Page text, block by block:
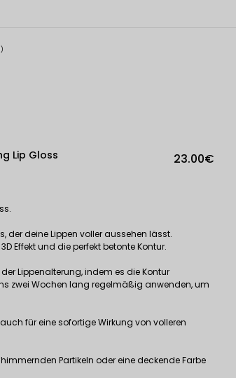
Lip Gloss 23.00€
der deine Lippen voller aussehen lässt.
Effekt und die perfekt betonte Kontur.
Lippenalterung, indem es die Kontur
zwei Wochen lang regelmäßig anwenden, um
für eine sofortige Wirkung von volleren
Partikeln oder eine deckende Farbe